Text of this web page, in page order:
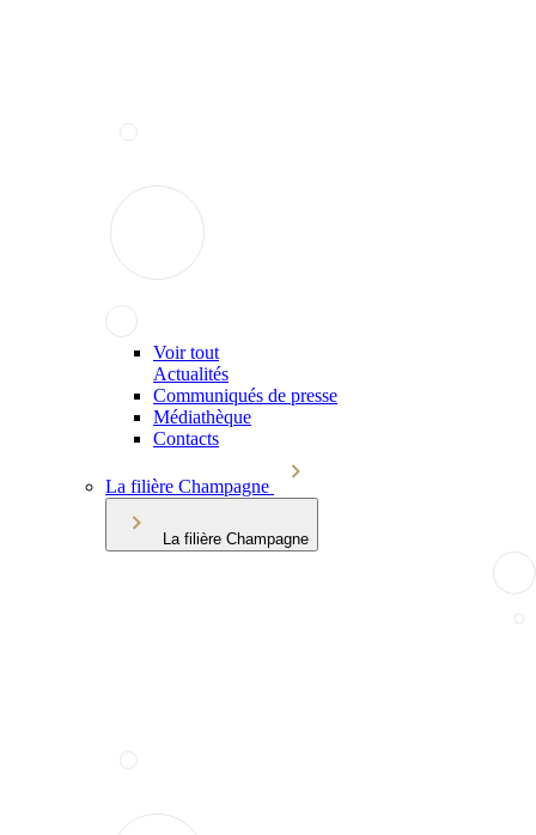
Voir tout
Actualités
Communiqués de presse
Médiathèque
Contacts
La filière Champagne
La filière Champagne